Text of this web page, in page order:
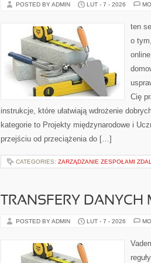
POSTED BY ADMIN LUT - 7 - 2026
ten
o
Cię
instrukcje, które ułatwiają wdrożenie
kategorie to Projekty międzynarodowe i
przejściu od przeciążenia do […]
CATEGORIES: ZARZĄDZANIE ZESPOŁAMI
TRANSFERY
POSTED BY ADMIN LUT - 7 - 2026